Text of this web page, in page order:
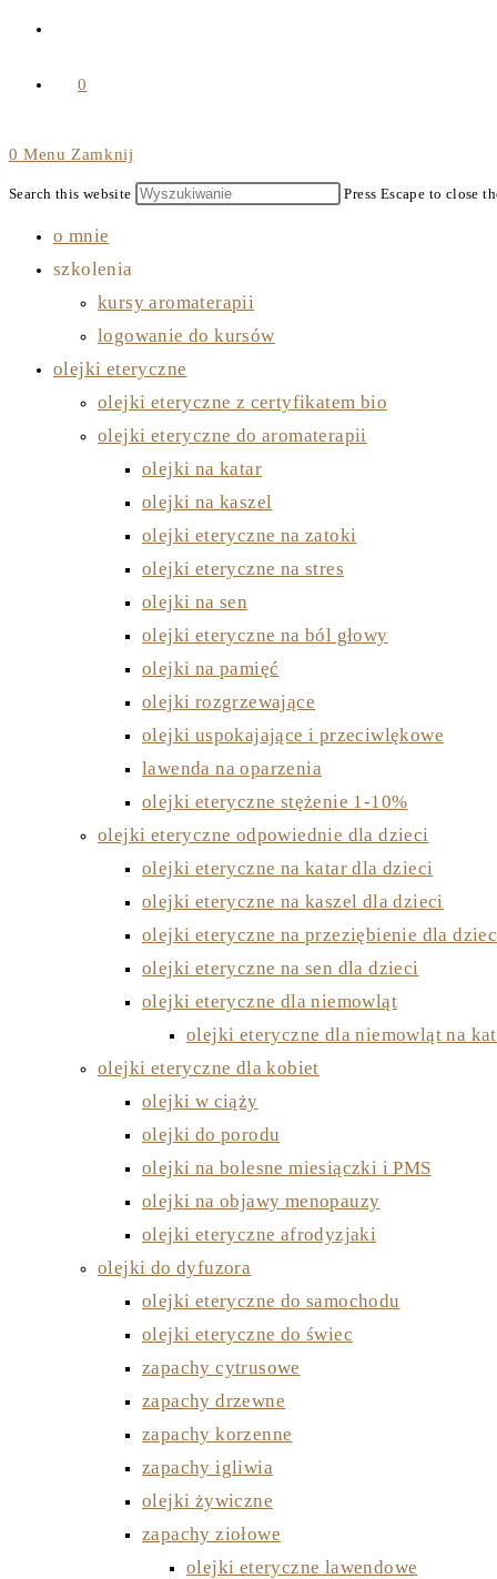
0
0 Menu Zamknij
Search this website Press Escape to close
o mnie
szkolenia
kursy aromaterapii
logowanie do kursów
olejki eteryczne
olejki eteryczne z certyfikatem bio
olejki eteryczne do aromaterapii
olejki na katar
olejki na kaszel
olejki eteryczne na zatoki
olejki eteryczne na stres
olejki na sen
olejki eteryczne na ból głowy
olejki na pamięć
olejki rozgrzewające
olejki uspokajające i przeciwlękowe
lawenda na oparzenia
olejki eteryczne stężenie 1-10%
olejki eteryczne odpowiednie dla dzieci
olejki eteryczne na katar dla dzieci
olejki eteryczne na kaszel dla dzieci
olejki eteryczne na przeziębienie dla
olejki eteryczne na sen dla dzieci
olejki eteryczne dla niemowląt
olejki eteryczne dla niemowląt na
olejki eteryczne dla kobiet
olejki w ciąży
olejki do porodu
olejki na bolesne miesiączki i PMS
olejki na objawy menopauzy
olejki eteryczne afrodyzjaki
olejki do dyfuzora
olejki eteryczne do samochodu
olejki eteryczne do świec
zapachy cytrusowe
zapachy drzewne
zapachy korzenne
zapachy igliwia
olejki żywiczne
zapachy ziołowe
olejki eteryczne lawendowe